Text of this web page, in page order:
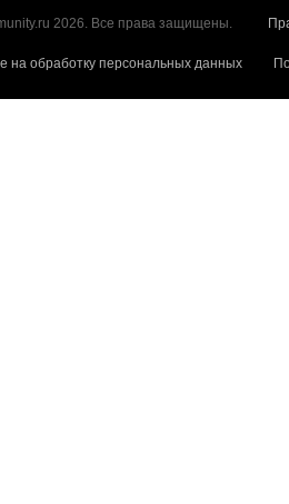
2026. Все права защищены.
на обработку персональных данных